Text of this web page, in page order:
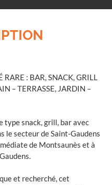
: BAR, SNACK, GRILL
– TERRASSE, JARDIN –
type snack, grill, bar avec
le secteur de Saint-Gaudens
de Montsaunès et à
et recherché, cet